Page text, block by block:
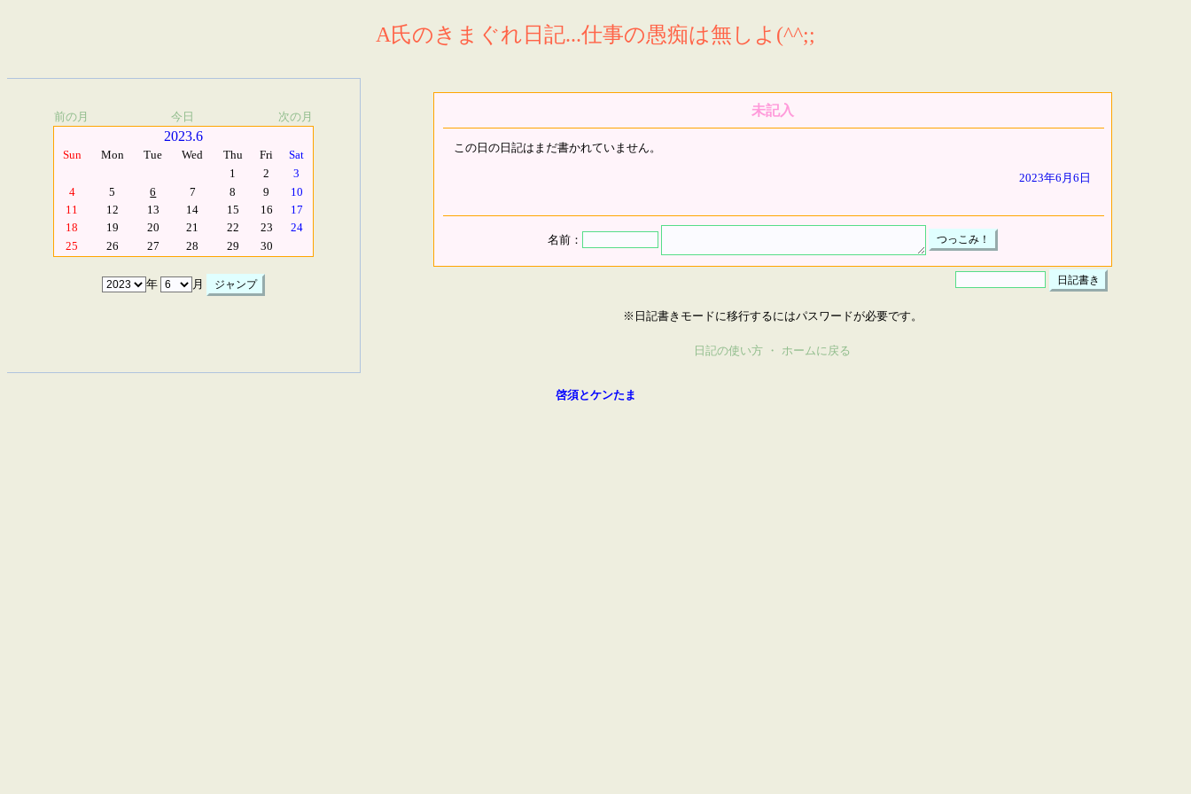
A氏のきまぐれ日記...仕事の愚痴は無しよ(^^;;
前の月 今日 次の月
2023.6
Sun Mon Tue Wed Thu Fri
Sat
1
2
3
4
5 6 7 8 9
10
11
12 13 14 15 16
17
18
19 20 21 22 23
24
25
26 27 28 29 30
年 月
未記入
この日の日記はまだ書かれていません。
2023年6月6日
名前：
※日記書きモードに移行するにはパスワードが必要です。
日記の使い方 ・ ホームに戻る
啓須とケンたま